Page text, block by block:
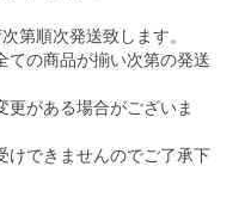
第順次発送致します。
ての商品が揃い次第の発送
がある場合がございま
けできませんのでご了承下